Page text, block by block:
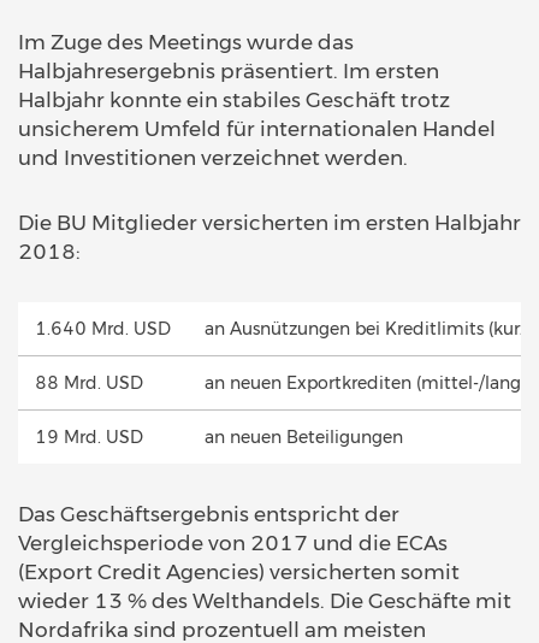
Im Zuge des Meetings wurde das
Halbjahresergebnis präsentiert. Im ersten
Halbjahr konnte ein stabiles Geschäft trotz
unsicherem Umfeld für internationalen Handel
und Investitionen verzeichnet werden.
Die BU Mitglieder versicherten im ersten Halbjahr
2018:
1.640 Mrd. USD an Ausnützungen bei Kreditlimits
88 Mrd. USD an neuen Exportkrediten (mittel-/
19 Mrd. USD an neuen Beteiligungen
Das Geschäftsergebnis entspricht der
Vergleichsperiode von 2017 und die ECAs
(Export Credit Agencies) versicherten somit
wieder 13 % des Welthandels. Die Geschäfte mit
Nordafrika sind prozentuell am meisten